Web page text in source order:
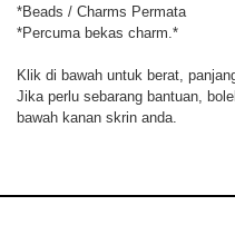
*Beads / Charms Permata
*Percuma bekas charm.*
Klik di bawah untuk berat,
Jika perlu sebarang bantuan,
bawah kanan skrin anda.